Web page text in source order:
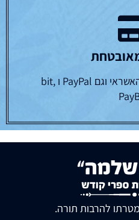
עובדים עם כל כרטיסי האשראי וגם PayPal ו bit,
להרבות תורה.